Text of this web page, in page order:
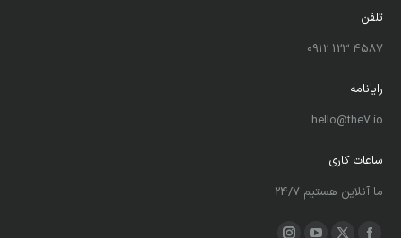
تلفن
4587 123 0912
رایانامه
hello@the7.io
ساعات کاری
ما آنلاین هستیم 24/7
ما را دنبال کنید در: